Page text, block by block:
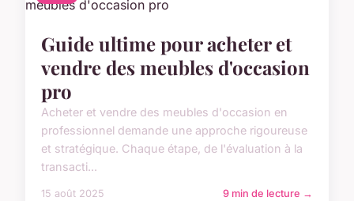
Guide ultime pour acheter et
vendre des meubles d'occasion
pro
Acheter et vendre des meubles d'occasion en
professionnel demande une approche rigoureuse
et stratégique. Chaque étape, de l'évaluation à la
transacti...
15 août 2025 9 min de lecture →